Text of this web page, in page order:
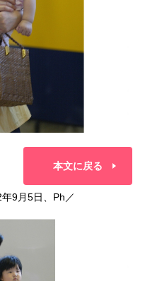
本文に戻る
9月5日、Ph／